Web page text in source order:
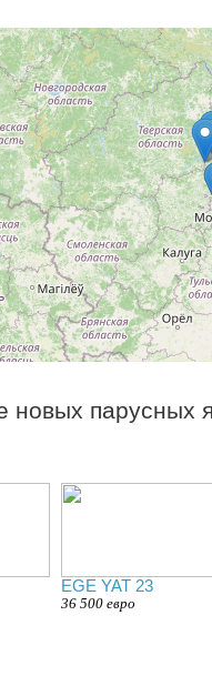
новых парусных
EGE YAT 23
36 500 евро